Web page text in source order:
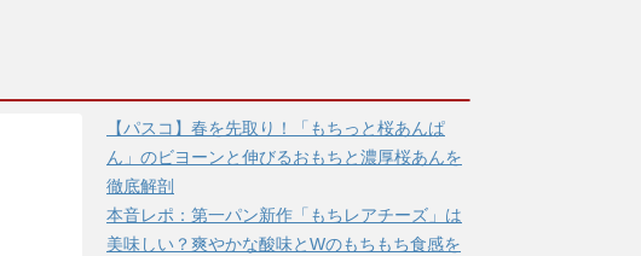
【パスコ】春を先取り！「もちっと桜あんぱ
ん」のビヨーンと伸びるおもちと濃厚桜あんを
徹底解剖
本音レポ：第一パン新作「もちレアチーズ」は
美味しい？爽やかな酸味とWのもちもち食感を